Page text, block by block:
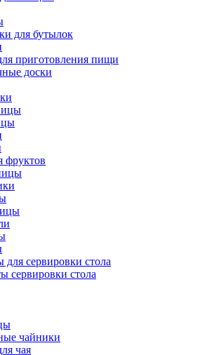
для бутылок
приготовления пищи
доски
фруктов
сервировки стола
сервировки стола
чайники
чая